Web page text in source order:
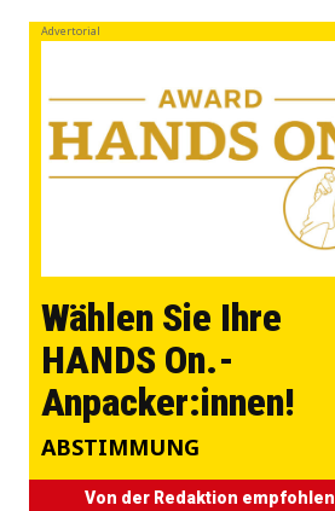
Advertorial
Wählen Sie Ihre
HANDS On.-
Anpacker:innen!
ABSTIMMUNG
Von der Redaktion empfohlen